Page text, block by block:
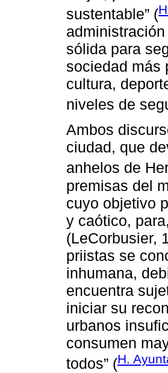
sustentable” (
sólida para
sociedad más
cultura,
niveles de
Ambos
ciudad, que
anhelos de
premisas del
cuyo objetivo
y caótico,
(LeCorbusier,
priistas se
inhumana,
encuentra
iniciar su
urbanos
consumen
todos” (H.